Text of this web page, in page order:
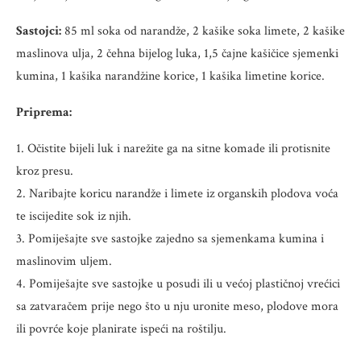
Sastojci:85 ml soka od narandže, 2 kašike soka limete, 2 kašike
maslinova ulja, 2 čehna bijelog luka, 1,5 čajne kašičice sjemenki
kumina, 1 kašika narandžine korice, 1 kašika limetine korice.
Priprema:
1. Očistite bijeli luk i narežite ga na sitne komade ili protisnite
kroz presu.
2. Naribajte koricu narandže i limete iz organskih plodova voća
te iscijedite sok iz njih.
3. Pomiješajte sve sastojke zajedno sa sjemenkama kumina i
maslinovim uljem.
4. Pomiješajte sve sastojke u posudi ili u većoj plastičnoj vrećici
sa zatvaračem prije nego što u nju uronite meso, plodove mora
ili povrće koje planirate ispeći na roštilju.